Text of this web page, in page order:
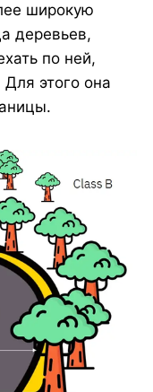
широкую
деревьев,
по ней,
Для этого она